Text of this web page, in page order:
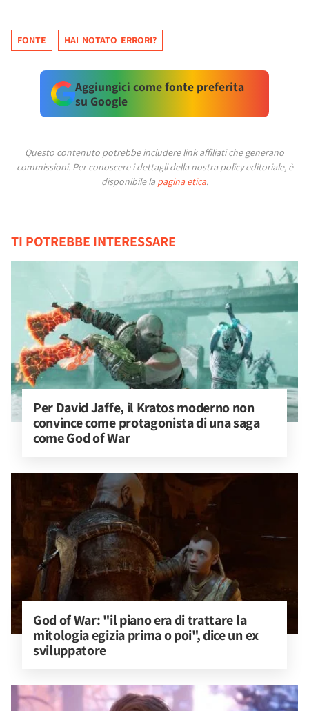
FONTE HAI NOTATO ERRORI?
Aggiungici come fonte preferita
su Google
Questo contenuto potrebbe includere link affiliati che generano
commissioni. Per conoscere i dettagli della nostra policy editoriale, è
disponibile la pagina etica.
TI POTREBBE INTERESSARE
Per David Jaffe, il Kratos moderno non
convince come protagonista di una saga
come God of War
God of War: "il piano era di trattare la
mitologia egizia prima o poi", dice un ex
sviluppatore